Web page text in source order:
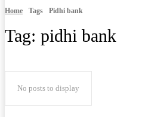
Home Tags Pidhi bank
Tag: pidhi bank
No posts to display